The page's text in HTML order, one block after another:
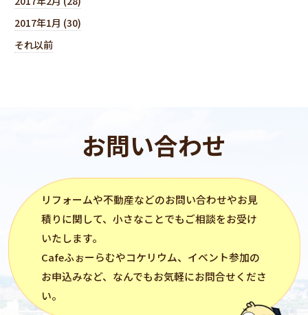
2017年1月 (30)
それ以前
お問い合わせ
リフォームや不動産などのお問い合わせやお見
積りに関して、小さなことでもご相談をお受け
いたします。
Cafeふぉーらむやコケリウム、イベント参加の
お申込みなど、なんでもお気軽にお問合せくださ
い。